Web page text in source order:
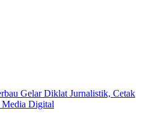
Gelar Diklat Jurnalistik, Cetak
Media Digital